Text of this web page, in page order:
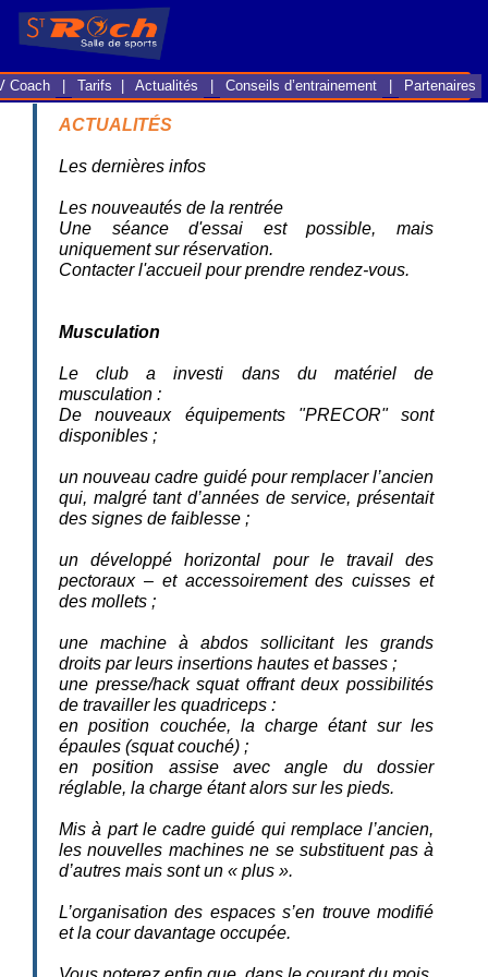
G-W9Z5NWVYHVG-W9Z5NWVYHV
Coach Tarifs | Actualités Conseils d’entrainement Partenaires
ACTUALITÉS
Les dernières infos
Les nouveautés de la rentrée
Une séance d'essai est possible, mais
uniquement sur réservation.
Contacter l'accueil pour prendre rendez-vous.
Musculation
Le club a investi dans du matériel de
musculation :
De nouveaux équipements "PRECOR" sont
disponibles ;
un nouveau cadre guidé pour remplacer l’ancien
qui, malgré tant d’années de service, présentait
des signes de faiblesse ;
un développé horizontal pour le travail des
pectoraux – et accessoirement des cuisses et
des mollets ;
une machine à abdos sollicitant les grands
droits par leurs insertions hautes et basses ;
une presse/hack squat offrant deux possibilités
de travailler les quadriceps :
en position couchée, la charge étant sur les
épaules (squat couché) ;
en position assise avec angle du dossier
réglable, la charge étant alors sur les pieds.
Mis à part le cadre guidé qui remplace l’ancien,
les nouvelles machines ne se substituent pas à
d’autres mais sont un « plus ».
L’organisation des espaces s’en trouve modifié
et la cour davantage occupée.